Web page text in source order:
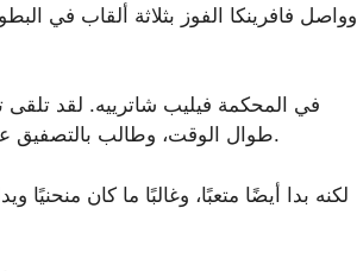
وواصل فافرينكا الفوز بثلاثة ألقاب في
طوال الوقت، وطالب بالتصفيق عندما سدد ضربات ناجحة ورفع ذراعه عندما فاز بالمجموعة الثالثة.
لكنه بدا أيضًا متعبًا، وغالبًا ما كان